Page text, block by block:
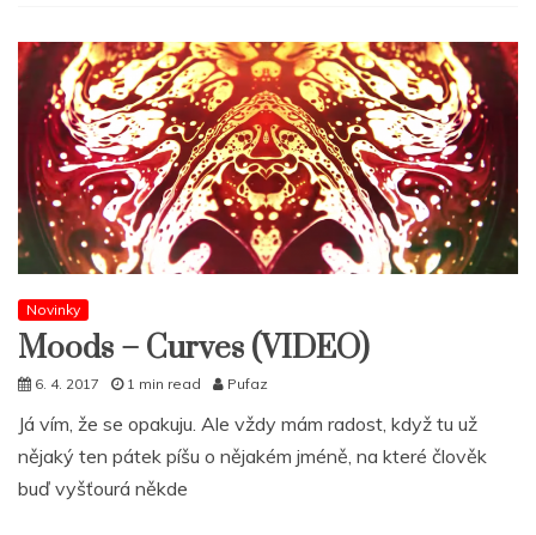
Novinky
Moods – Curves (VIDEO)
6. 4. 2017 1 min read Pufaz
Já vím, že se opakuju. Ale vždy mám radost, když tu už
nějaký ten pátek píšu o nějakém jméně, na které člověk
buď vyšťourá někde